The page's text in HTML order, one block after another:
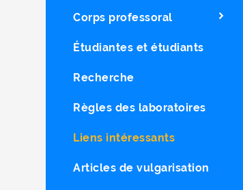
Corps professoral
Étudiantes et étudiants
Recherche
Règles des laboratoires
Liens intéressants
Articles de vulgarisation